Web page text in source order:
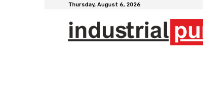
Thursday, August 6, 2026